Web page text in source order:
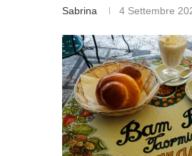
Sabrina 4 Settembre